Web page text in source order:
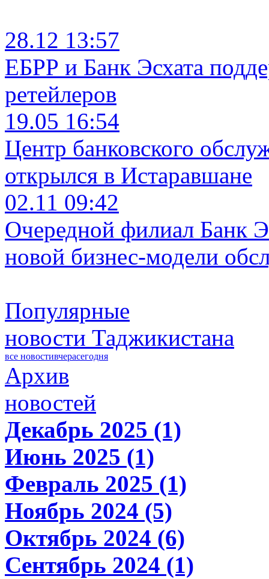
28.12 13:57
ЕБРР и Банк Эсхата
ретейлеров
19.05 16:54
Центр банковского
открылся в Истаравшане
02.11 09:42
Очередной филиал Банк
новой бизнес-модели
Популярные
новости Таджикистана
все новостивчерасегодня
Архив
новостей
Декабрь 2025 (1)
Июнь 2025 (1)
Февраль 2025 (1)
Ноябрь 2024 (5)
Октябрь 2024 (6)
Сентябрь 2024 (1)